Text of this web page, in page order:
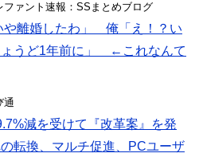
ファント速報：SSまとめブログ
や離婚したわ」 俺「え！？い
うど1年前に」 ←これなんて
通
減を受けて『改革案』を発
転換、マルチ促進、PCユーザ